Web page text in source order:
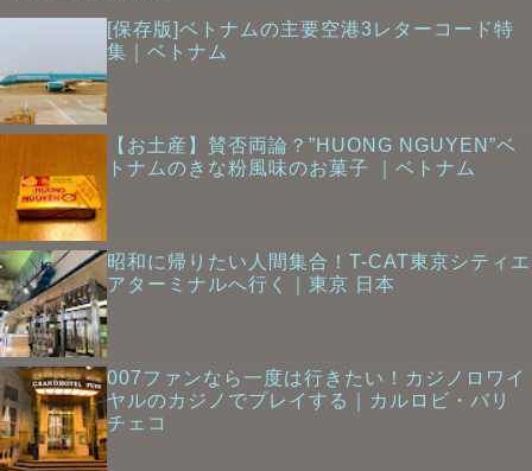
[保存版]ベトナムの主要空港3レターコード特
集｜ベトナム
【お土産】賛否両論？”HUONG NGUYEN”ベ
トナムのきな粉風味のお菓子 ｜ベトナム
昭和に帰りたい人間集合！T-CAT東京シティエ
アターミナルへ行く｜東京 日本
007ファンなら一度は行きたい！カジノロワイ
ヤルのカジノでプレイする｜カルロビ・バリ
チェコ